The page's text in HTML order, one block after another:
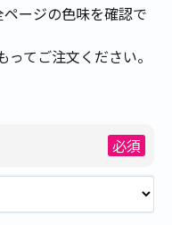
ージの色味を確認で
てご注文ください。
必須